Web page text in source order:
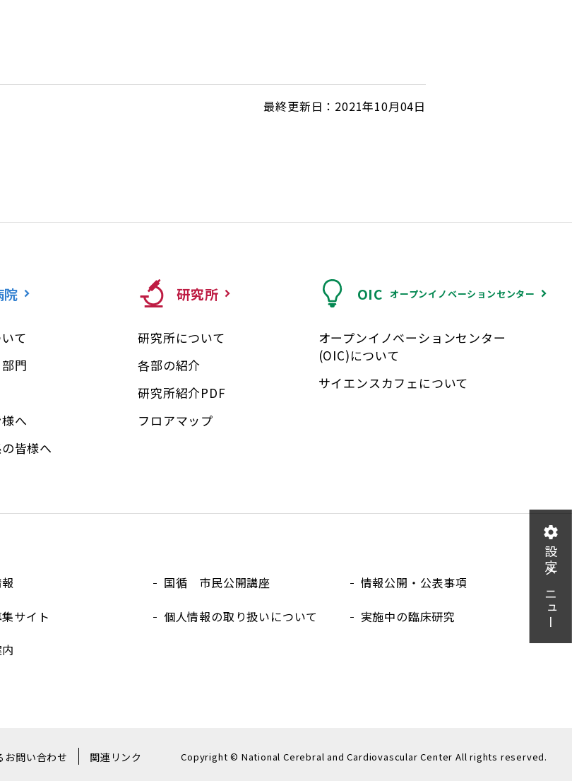
最終更新日：2021年10月04日
院
て
門
へ
皆様へ
研究所
研究所について
各部の紹介
研究所紹介PDF
フロアマップ
OIC オープンイノベーションセンター
オープンイノベーションセンター
(OIC)について
サイエンスカフェについて
国循 市民公開講座
情報公開・公表事項
サイト
個人情報の取り扱いについて
実施中の臨床研究
お問い合わせ 関連リンク Copyright © National Cerebral and Cardiovascular Center All rights reserved.
設定メニュー